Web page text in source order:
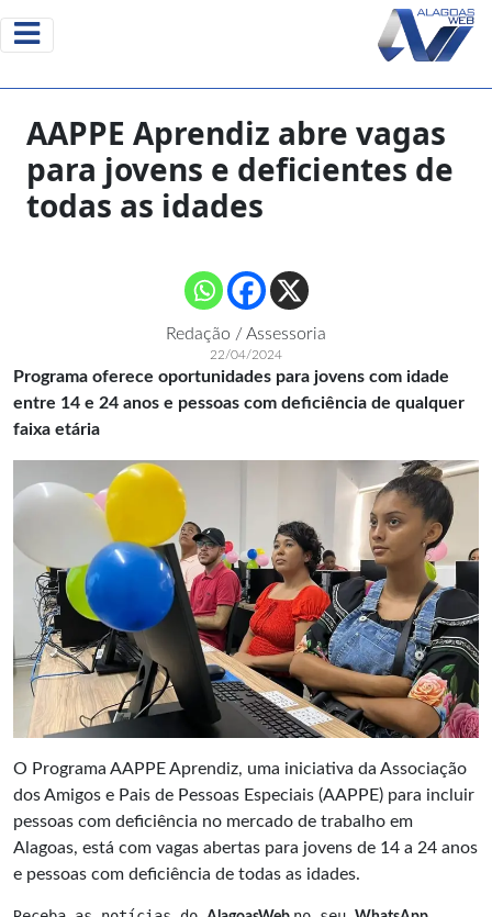
AAPPE Aprendiz abre vagas
para jovens e deficientes de
todas as idades
Redação / Assessoria
22/04/2024
Programa oferece oportunidades para jovens com idade
entre 14 e 24 anos e pessoas com deficiência de qualquer
faixa etária
O Programa AAPPE Aprendiz, uma iniciativa da Associação
dos Amigos e Pais de Pessoas Especiais (AAPPE) para incluir
pessoas com deficiência no mercado de trabalho em
Alagoas, está com vagas abertas para jovens de 14 a 24 anos
e pessoas com deficiência de todas as idades.